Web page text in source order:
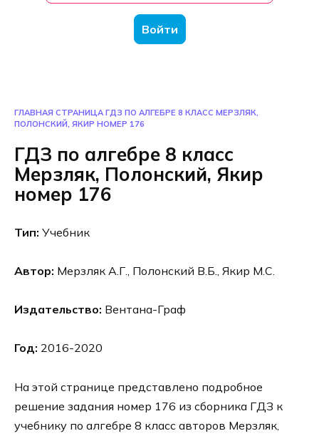
Войти
ГЛАВНАЯ СТРАНИЦА ГДЗ ПО АЛГЕБРЕ 8 КЛАСС МЕРЗЛЯК,
ПОЛОНСКИЙ, ЯКИР НОМЕР 176
ГДЗ по алгебре 8 класс
Мерзляк, Полонский, Якир
номер 176
Тип: Учебник
Автор: Мерзляк А.Г., Полонский В.Б., Якир М.С.
Издательство: Вентана-Граф
Год: 2016-2020
На этой странице представлено подробное
решение задания номер 176 из сборника ГДЗ к
учебнику по алгебре 8 класс авторов Мерзляк,